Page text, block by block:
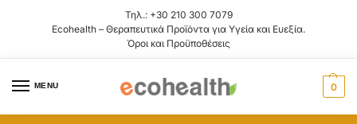
Τηλ.: +30 210 300 7079
Ecohealth – Θεραπευτικά Προϊόντα για Υγεία και Ευεξία.
Όροι και Προϋποθέσεις
MENU 0